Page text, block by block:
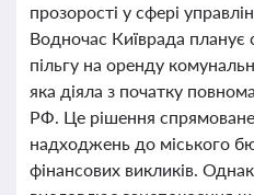
прозорості у сфері
Водночас Київрада планує
пільгу на оренду
яка діяла з початку
РФ. Це рішення
надходжень до міського
фінансових викликів.